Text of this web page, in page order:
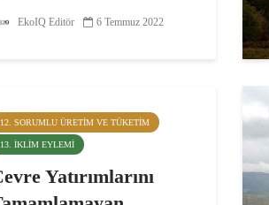
Faturası: Dinar Örneği”
EkoIQ Editör 6 Temmuz 2022
12. SORUMLU ÜRETIM VE TÜKETIM
13. İKLIM EYLEMI
Yatırımlarını